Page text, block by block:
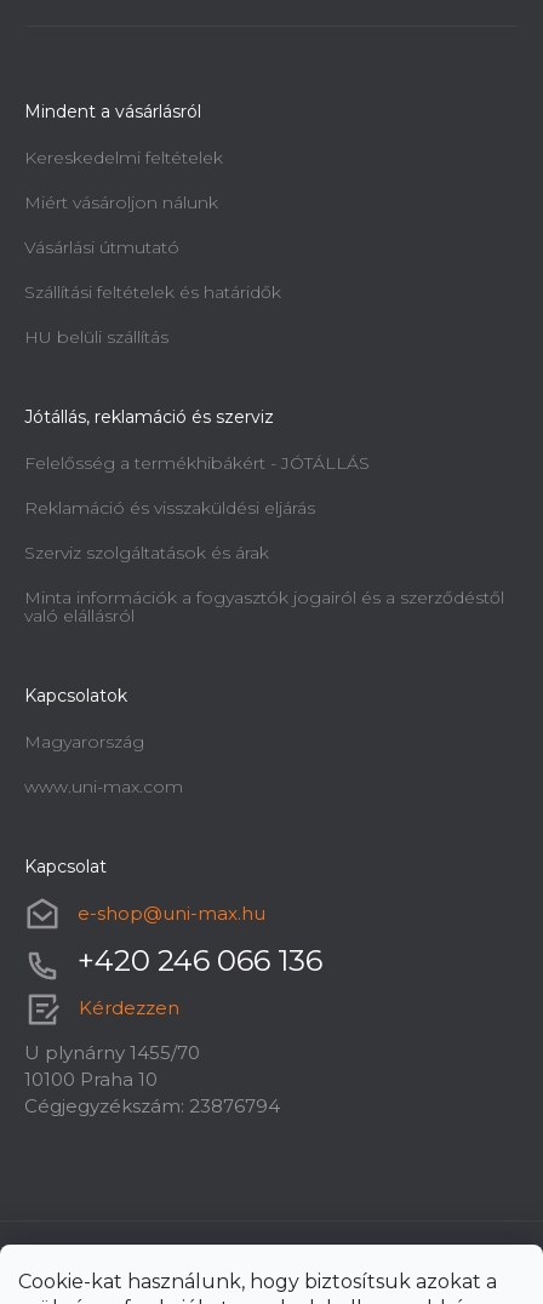
Cookie-kat használunk, hogy biztosítsuk azokat a
Mindent a vásárlásról
Kereskedelmi feltételek
Miért vásároljon nálunk
Vásárlási útmutató
Szállítási feltételek és határidők
HU belüli szállítás
Jótállás, reklamáció és szerviz
Felelősség a termékhibákért - JÓTÁLLÁS
Reklamáció és visszaküldési eljárás
Szerviz szolgáltatások és árak
Minta információk a fogyasztók jogairól és a szerződéstől
való elállásról
Kapcsolatok
Magyarország
www.uni-max.com
Kapcsolat
e-shop@uni-max.hu
+420 246 066 136
Kérdezzen
U plynárny 1455/70
10100 Praha 10
Cégjegyzékszám: 23876794